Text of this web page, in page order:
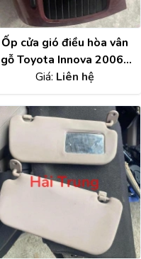
Ốp cửa gió điều hòa vân
gỗ Toyota Innova 2006-
2016 Tháo Xe
Giá: Liên hệ